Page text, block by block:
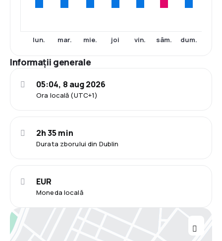
lun. mar. mie. joi vin. sâm. dum.
Informații generale
Ora locală (UTC+1)
05:04, 8 aug 2026
Durata zborului din Dublin
2h 35 min
Moneda locală
EUR